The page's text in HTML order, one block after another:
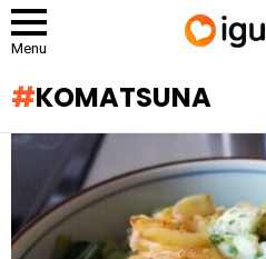
Menu
KOMATSUNA
RECOMENDADOS